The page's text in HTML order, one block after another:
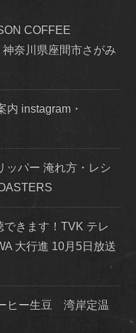
COFFEE
奈川県座間市さがみ
内 instagram・
ッパー 淹れ方・レシ
できます！TVK テレ
大行進 10月5日放送
ヒー生豆 湾岸定温